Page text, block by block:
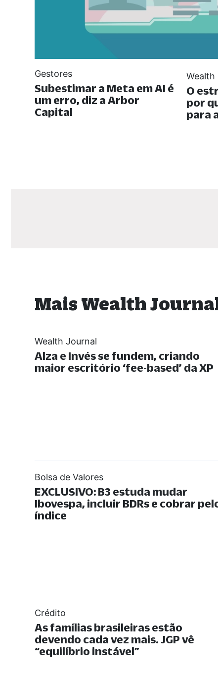
Gestores
Subestimar a Meta em AI é
um erro, diz a Arbor
Capital
Wealth
O
por
para
Mais Wealth
Wealth Journal
Alza e Invés se fundem, criando
maior escritório ‘fee-based’ da XP
Bolsa de Valores
EXCLUSIVO: B3 estuda mudar
Ibovespa, incluir BDRs e cobrar
índice
Crédito
As famílias brasileiras estão
devendo cada vez mais. JGP vê
“equilíbrio instável”